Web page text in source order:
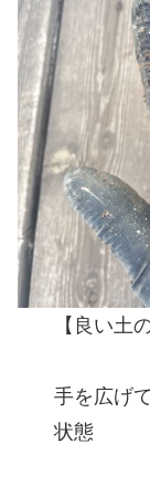
【良い土
手を広げ
状態